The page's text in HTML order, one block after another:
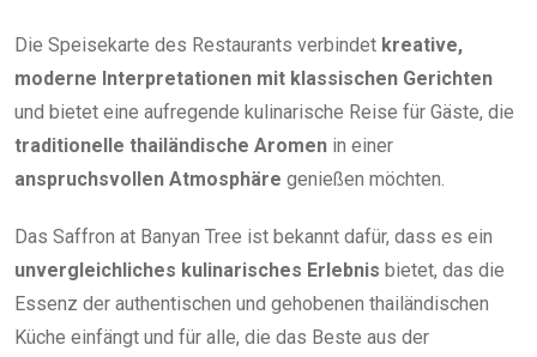
Die Speisekarte des Restaurants verbindet kreative,
moderne Interpretationen mit klassischen Gerichten
und bietet eine aufregende kulinarische Reise für Gäste, die
traditionelle thailändische Aromen in einer
anspruchsvollen Atmosphäre genießen möchten.
Das Saffron at Banyan Tree ist bekannt dafür, dass es ein
unvergleichliches kulinarisches Erlebnis bietet, das die
Essenz der authentischen und gehobenen thailändischen
Küche einfängt und für alle, die das Beste aus der